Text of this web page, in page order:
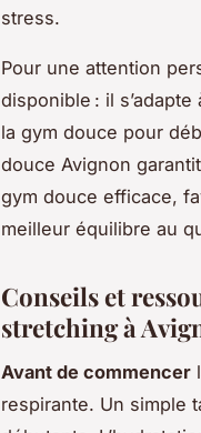
stress.
Pour une attention
disponible : il
la gym douce pour
douce Avignon
gym douce efficace,
meilleur équilibre au
Conseils et
stretching à
Avant de commencer
respirante. Un simple